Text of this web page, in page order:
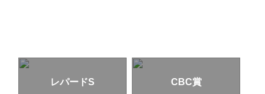
レパードS CBC賞